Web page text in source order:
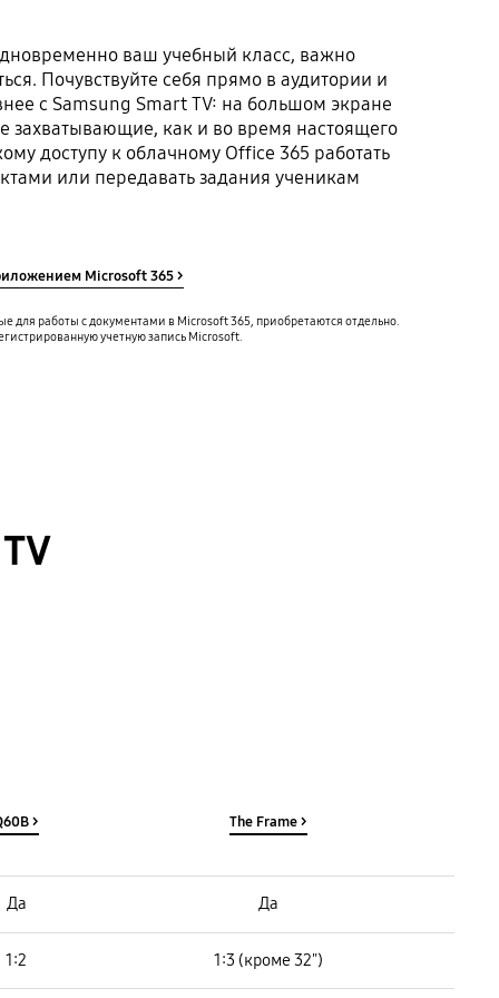
ваш учебный класс, важно
Почувствуйте себя прямо в аудитории и
с Samsung Smart TV: на большом экране
захватывающие, как и во время настоящего
доступу к облачному Office 365 работать
или передавать задания ученикам
Microsoft 365 >
для работы с документами в Microsoft 365, приобретаются отдельно.
учетную запись Microsoft.
>
Да
1:2
The Frame >
Да
1:3 (кроме 32")